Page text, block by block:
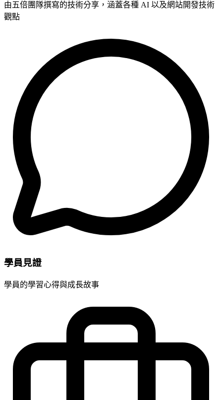
由五倍團隊撰寫的技術分享，涵蓋各種 AI 以及網站開發技術
觀點
學員見證
學員的學習心得與成長故事